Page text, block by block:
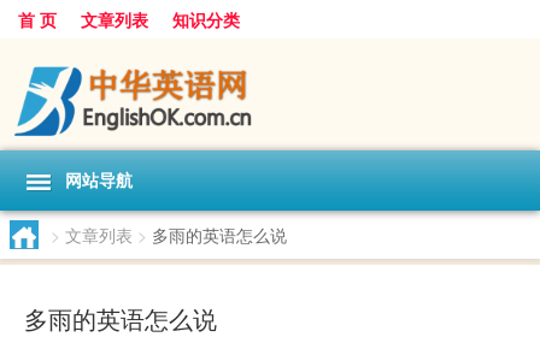
首 页 文章列表 知识分类
网站导航
> 文章列表 > 多雨的英语怎么说
多雨的英语怎么说